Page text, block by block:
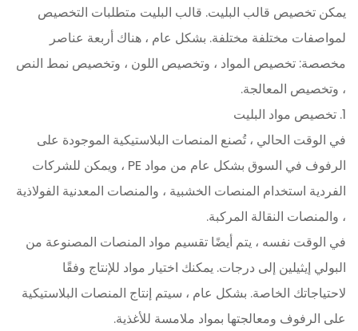
يمكن تخصيص قالب البليت. قالب البليت متطلبات التخصيص
لمواصفات مختلفة مختلفة. بشكل عام ، هناك أربعة عناصر
مخصصة: تخصيص المواد ، وتخصيص اللون ، وتخصيص نمط النص
، وتخصيص المعالجة.
1. تخصيص مواد البليت
في الوقت الحالي ، تُصنع المنصات البلاستيكية الموجودة على
الرفوف في السوق بشكل عام من مواد PE ، ويمكن للشركات
الفردية استخدام المنصات الخشبية ، والمنصات المعدنية الفولاذية
، والمنصات النقالة المركبة.
في الوقت نفسه ، يتم أيضًا تقسيم مواد المنصات المصنوعة من
البولي إيثيلين إلى درجات. يمكنك اختيار مواد للإنتاج وفقًا
لاحتياجاتك الخاصة. بشكل عام ، سيتم إنتاج المنصات البلاستيكية
على الرفوف ومعالجتها بمواد ملامسة للأغذية.